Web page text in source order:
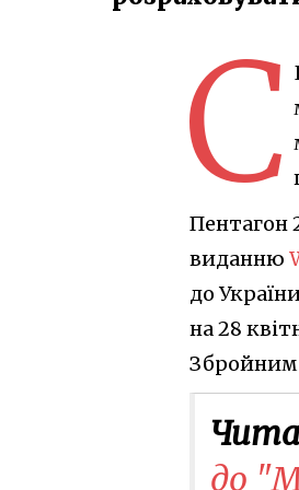
С
Пентагон
виданню
до
на 28
Збройним
до